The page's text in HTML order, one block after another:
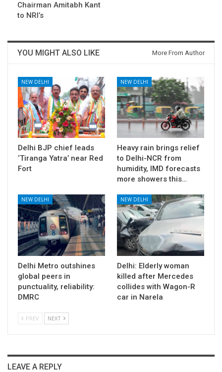
Chairman Amitabh Kant
to NRI’s
YOU MIGHT ALSO LIKE More From Author
NEW DELHI
Delhi BJP chief leads
‘Tiranga Yatra’ near Red
Fort
NEW DELHI
Heavy rain brings relief
to Delhi-NCR from
humidity, IMD forecasts
more showers this…
NEW DELHI
Delhi Metro outshines
global peers in
punctuality, reliability:
DMRC
NEW DELHI
Delhi: Elderly woman
killed after Mercedes
collides with Wagon-R
car in Narela
PREV NEXT
LEAVE A REPLY